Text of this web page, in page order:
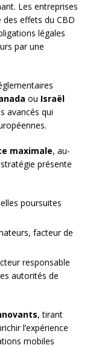
Les entreprises
des effets du CBD
légales
par une
ou Israël
avancés qui
maximale, au-
présente
poursuites
facteur de
responsable
autorités de
, tirant
l’expérience
mobiles